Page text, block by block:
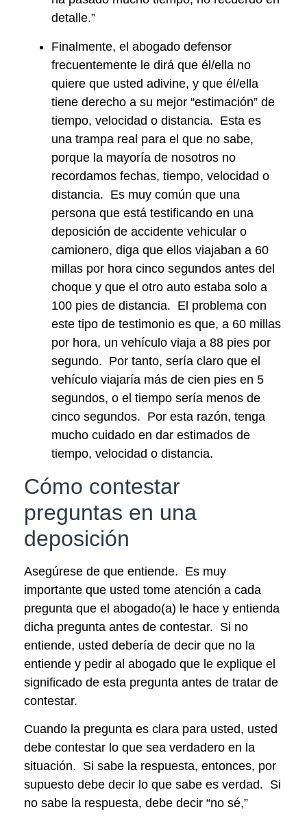
detalle.”
Finalmente, el abogado defensor
frecuentemente le dirá que él/ella no
quiere que usted adivine, y que él/ella
tiene derecho a su mejor “estimación” de
tiempo, velocidad o distancia. Esta es
una trampa real para el que no sabe,
porque la mayoría de nosotros no
recordamos fechas, tiempo, velocidad o
distancia. Es muy común que una
persona que está testificando en una
deposición de accidente vehicular o
camionero, diga que ellos viajaban a 60
millas por hora cinco segundos antes del
choque y que el otro auto estaba solo a
100 pies de distancia. El problema con
este tipo de testimonio es que, a 60 millas
por hora, un vehículo viaja a 88 pies por
segundo. Por tanto, sería claro que el
vehículo viajaría más de cien pies en 5
segundos, o el tiempo sería menos de
cinco segundos. Por esta razón, tenga
mucho cuidado en dar estimados de
tiempo, velocidad o distancia.
Cómo contestar
preguntas en una
deposición
Asegúrese de que entiende. Es muy
importante que usted tome atención a cada
pregunta que el abogado(a) le hace y entienda
dicha pregunta antes de contestar. Si no
entiende, usted debería de decir que no la
entiende y pedir al abogado que le explique el
significado de esta pregunta antes de tratar de
contestar.
Cuando la pregunta es clara para usted, usted
debe contestar lo que sea verdadero en la
situación. Si sabe la respuesta, entonces, por
supuesto debe decir lo que sabe es verdad. Si
no sabe la respuesta, debe decir “no sé,”